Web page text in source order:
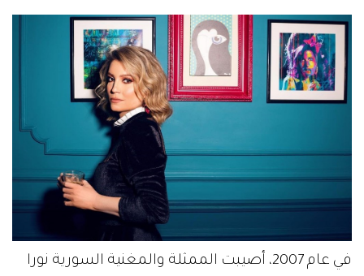
في عام 2007، أصيبت الممثلة والمغنية السورية نورا